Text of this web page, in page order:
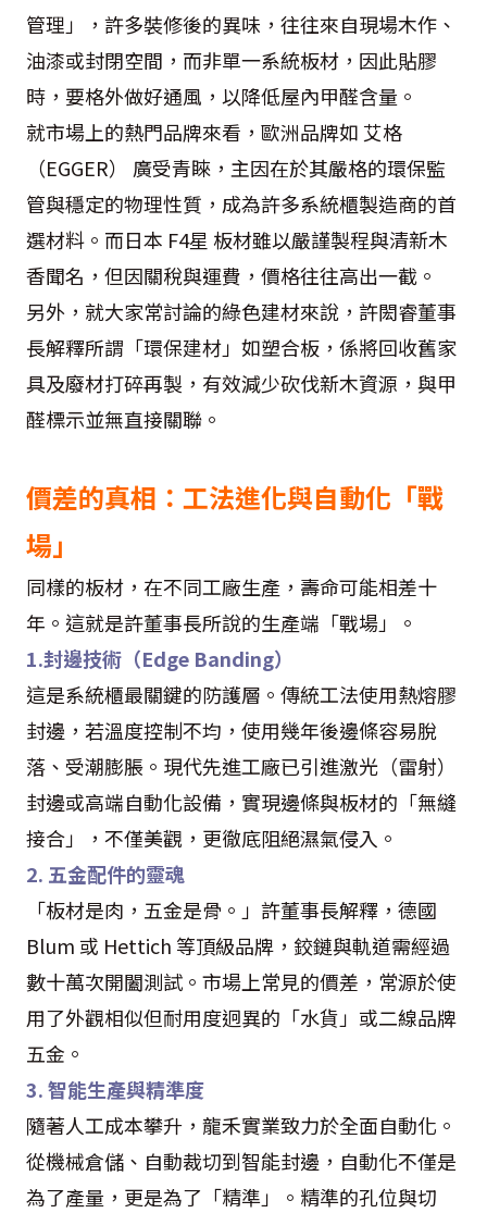
管理」，許多裝修後的異味，往往來自現場木作、
油漆或封閉空間，而非單一系統板材，因此貼膠
時，要格外做好通風，以降低屋內甲醛含量。
就市場上的熱門品牌來看，歐洲品牌如 艾格
（EGGER） 廣受青睞，主因在於其嚴格的環保監
管與穩定的物理性質，成為許多系統櫃製造商的首
選材料。而日本 F4星 板材雖以嚴謹製程與清新木
香聞名，但因關稅與運費，價格往往高出一截。
另外，就大家常討論的綠色建材來說，許閎睿董事
長解釋所謂「環保建材」如塑合板，係將回收舊家
具及廢材打碎再製，有效減少砍伐新木資源，與甲
醛標示並無直接關聯。
價差的真相：工法進化與自動化「戰
場」
同樣的板材，在不同工廠生產，壽命可能相差十
年。這就是許董事長所說的生產端「戰場」。
1.封邊技術（Edge Banding）
這是系統櫃最關鍵的防護層。傳統工法使用熱熔膠
封邊，若溫度控制不均，使用幾年後邊條容易脫
落、受潮膨脹。現代先進工廠已引進激光（雷射）
封邊或高端自動化設備，實現邊條與板材的「無縫
接合」，不僅美觀，更徹底阻絕濕氣侵入。
2. 五金配件的靈魂
「板材是肉，五金是骨。」許董事長解釋，德國
Blum 或 Hettich 等頂級品牌，鉸鏈與軌道需經過
數十萬次開闔測試。市場上常見的價差，常源於使
用了外觀相似但耐用度迥異的「水貨」或二線品牌
五金。
3. 智能生產與精準度
隨著人工成本攀升，龍禾實業致力於全面自動化。
從機械倉儲、自動裁切到智能封邊，自動化不僅是
為了產量，更是為了「精準」。精準的孔位與切